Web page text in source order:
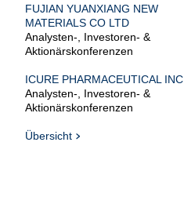
FUJIAN YUANXIANG NEW
MATERIALS CO LTD
Analysten-, Investoren- &
Aktionärskonferenzen
ICURE PHARMACEUTICAL INC
Analysten-, Investoren- &
Aktionärskonferenzen
Übersicht